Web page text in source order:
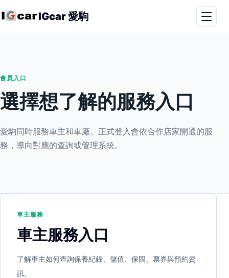
IGcar 愛駒
會員入口
選擇想了解的服務入口
愛駒同時服務車主和車廠。正式登入會依合作店家開通的服
務，導向對應的查詢或管理系統。
車主服務
車主服務入口
了解車主如何查詢保養紀錄、儲值、保固、票券與預約資
訊。